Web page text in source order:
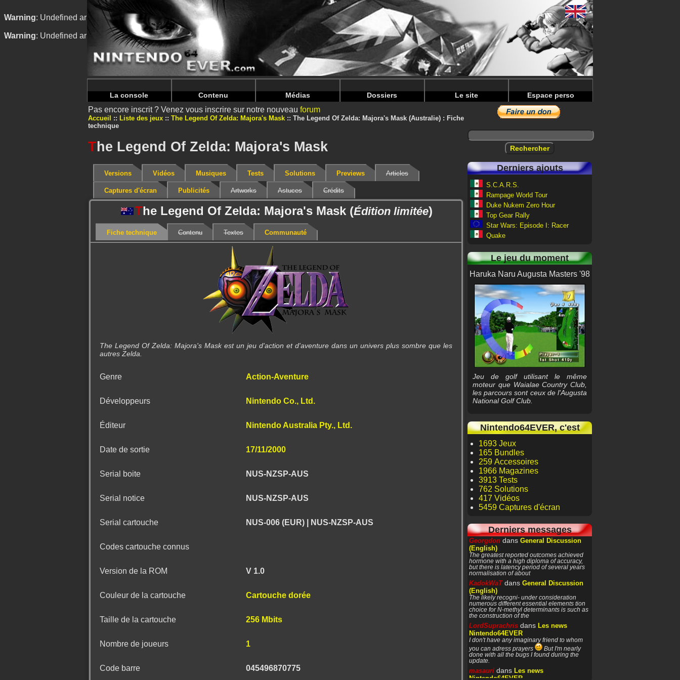
Warning: Undefined array key "HTTP_REFERER" in/home/nintendoju/www/Jeu-V2.phpon line 68
Warning: Undefined array key "HTTP_REFERER" in/home/nintendoju/www/Jeu-V2.phpon line72
La console Contenu Médias Dossiers Le site Espace perso
Pas encore inscrit ? Venez vous inscrire sur notre nouveau forum
Accueil Liste des jeux The Legend Of Zelda: Majora's Mask
The Legend Of Zelda: Majora's Mask (Australie) : Fiche
technique
The Legend Of Zelda: Majora's Mask
Versions Vidéos Musiques Tests Solutions Previews Articles
Captures d'écran Publicités Artworks Astuces Crédits
The Legend Of Zelda: Majora's Mask (Édition limitée)
Fiche technique Contenu Textes Communauté
The Legend Of Zelda: Majora's Mask est un jeu d'action et d'aventure dans un univers plus sombre que les
autres Zelda.
Genre Action-Aventure
Développeurs Nintendo Co., Ltd.
Éditeur Nintendo Australia Pty., Ltd.
Date de sortie 17/11/2000
Serial boite NUS-NZSP-AUS
Serial notice NUS-NZSP-AUS
Serial cartouche NUS-006 (EUR) | NUS-NZSP-AUS
Codes cartouche connus
Version de la ROM V 1.0
Couleur de la cartouche Cartouche dorée
Taille de la cartouche 256 Mbits
Nombre de joueurs 1
Code barre 045496870775
Derniers ajouts
S.C.A.R.S.
Rampage World Tour
Duke Nukem Zero Hour
Top Gear Rally
Star Wars: Episode I: Racer
Quake
Le jeu du moment
Haruka Naru Augusta Masters '98
Jeu de golf utilisant le même
moteur que Waialae Country Club,
les parcours sont ceux de l'Augusta
National Golf Club.
Nintendo64EVER, c'est
1693 Jeux
165 Bundles
259 Accessoires
1966 Magazines
3913 Tests
762 Solutions
417 Vidéos
5459 Captures d'écran
Derniers messages
Georgdon dans General Discussion
(English)
The greatest reported outcomes achieved
hormone with a high diploma of accuracy,
but there is latency period of several years
normalisation of about
KadokWaTdans General Discussion
(English)
The likely recogni- under consideration
numerous different essential elements tion
choice for N-methyl determinants is such as
the construction of the
LordSuprachris dans Les news
Nintendo64EVER
I don't have any imaginary friend to whom
you can adress prayers
But I'm nearly
done with all the bugs I found during the
update.
masauri dans Les news
Nintendo64EVER